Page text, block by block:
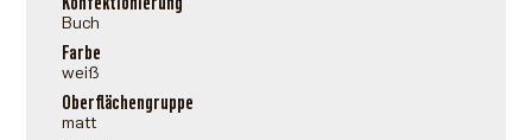
Buch
Farbe
weiß
Oberflächengruppe
matt